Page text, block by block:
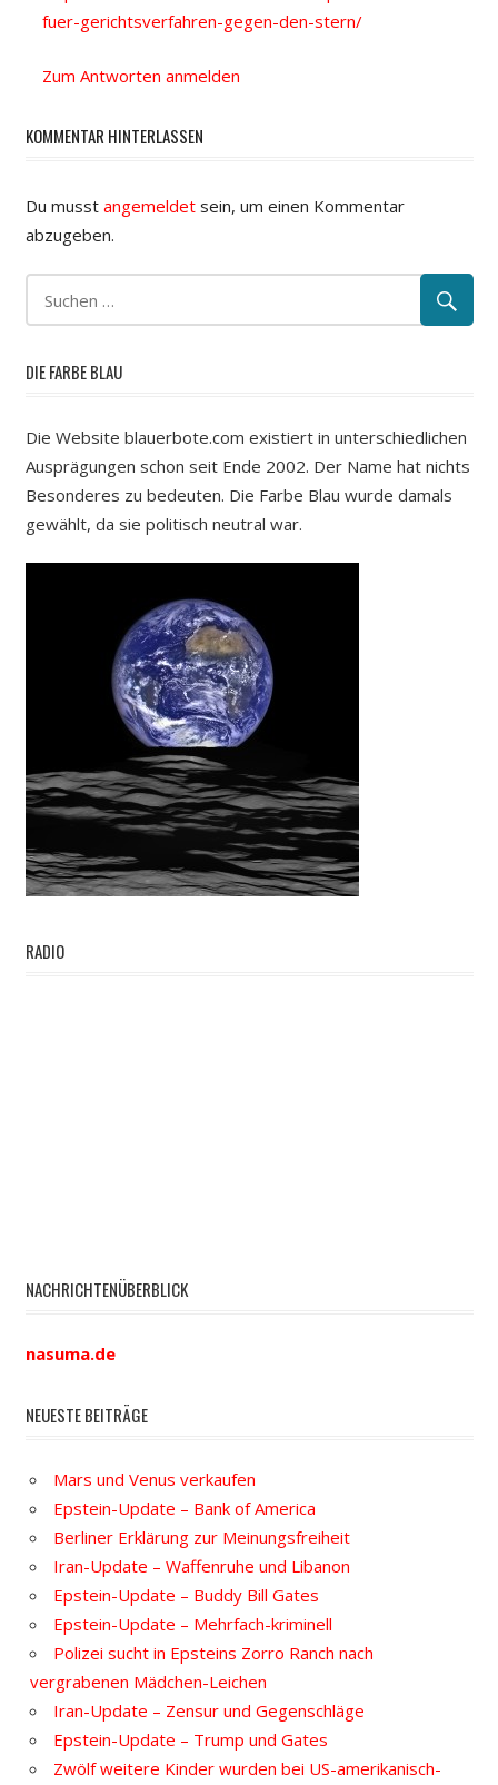
fuer-gerichtsverfahren-gegen-den-stern/
Zum Antworten anmelden
KOMMENTAR HINTERLASSEN
Du musst angemeldetsein, um einen Kommentar
abzugeben.
DIE FARBE BLAU
Die Website blauerbote.com existiert in unterschiedlichen
Ausprägungen schon seit Ende 2002. Der Name hat nichts
Besonderes zu bedeuten. Die Farbe Blau wurde damals
gewählt, da sie politisch neutral war.
RADIO
NACHRICHTENÜBERBLICK
nasuma.de
NEUESTE BEITRÄGE
Mars und Venus verkaufen
Epstein-Update – Bank of America
Berliner Erklärung zur Meinungsfreiheit
Iran-Update – Waffenruhe und Libanon
Epstein-Update – Buddy Bill Gates
Epstein-Update – Mehrfach-kriminell
Polizei sucht in Epsteins Zorro Ranch nach
vergrabenen Mädchen-Leichen
Iran-Update – Zensur und Gegenschläge
Epstein-Update – Trump und Gates
Zwölf weitere Kinder wurden bei US-amerikanisch-